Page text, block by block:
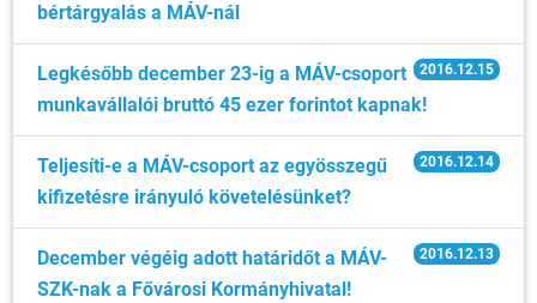
bértárgyalás a MÁV-nál
2016.12.15
Legkésőbb december 23-ig a MÁV-csoport
munkavállalói bruttó 45 ezer forintot kapnak!
2016.12.14
Teljesíti-e a MÁV-csoport az egyösszegű
kifizetésre irányuló követelésünket?
2016.12.13
December végéig adott határidőt a MÁV-
SZK-nak a Fővárosi Kormányhivatal!